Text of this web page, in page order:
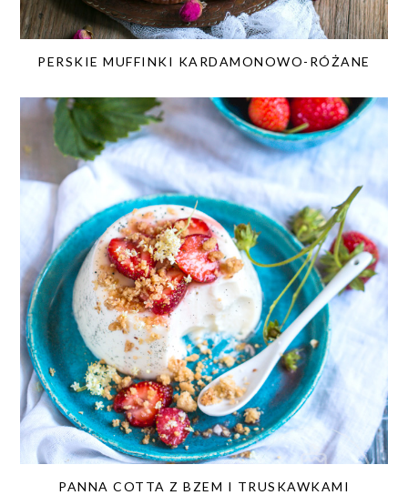
PERSKIE MUFFINKI KARDAMONOWO-RÓŻANE
PANNA COTTA Z BZEM I TRUSKAWKAMI